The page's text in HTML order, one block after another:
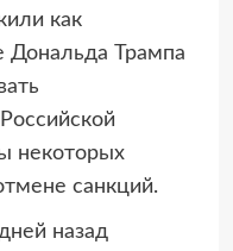
как
Дональда Трампа
некоторых
санкций.
назад